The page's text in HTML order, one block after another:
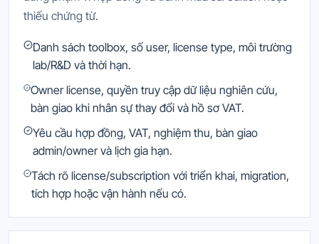
thiếu chứng từ.
Danh sách toolbox, số user, license type, môi trường
lab/R&D và thời hạn.
Owner license, quyền truy cập dữ liệu nghiên cứu,
bàn giao khi nhân sự thay đổi và hồ sơ VAT.
Yêu cầu hợp đồng, VAT, nghiệm thu, bàn giao
admin/owner và lịch gia hạn.
Tách rõ license/subscription với triển khai, migration,
tích hợp hoặc vận hành nếu có.